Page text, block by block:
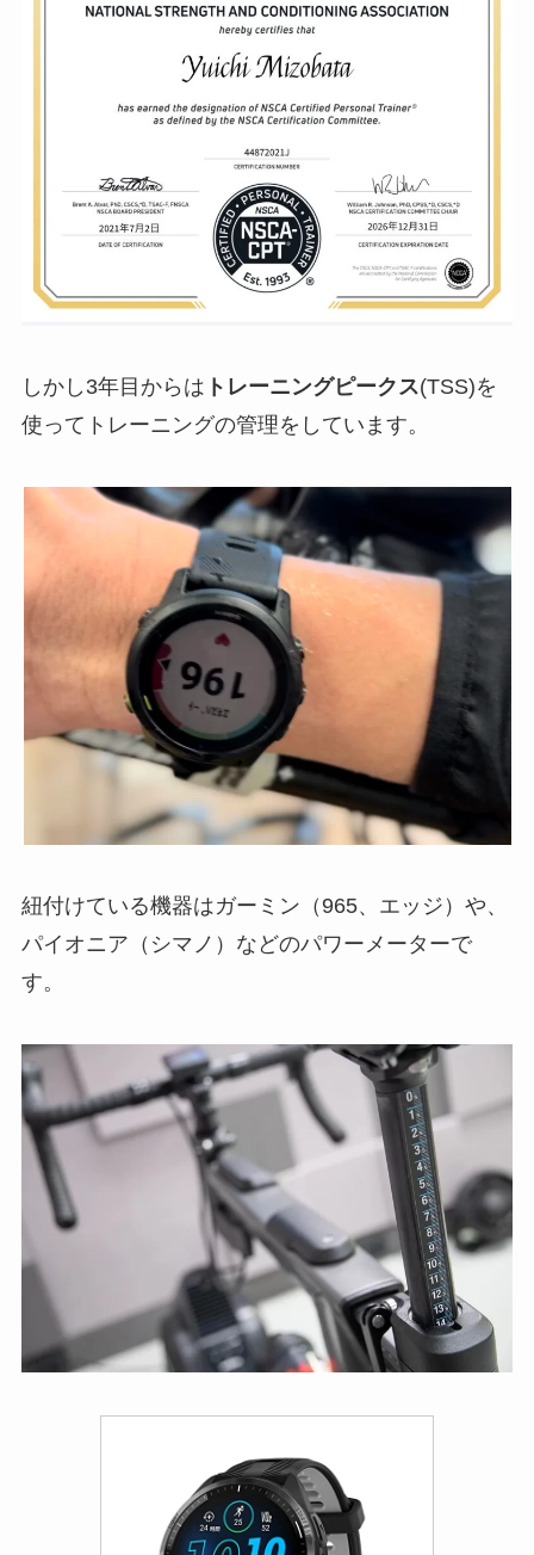
しかし3年目からは トレーニングピークス(TSS)を
使ってトレーニングの管理をしています。
紐付けている機器はガーミン（965、エッジ）や、
パイオニア（シマノ）などのパワーメーターで
す。